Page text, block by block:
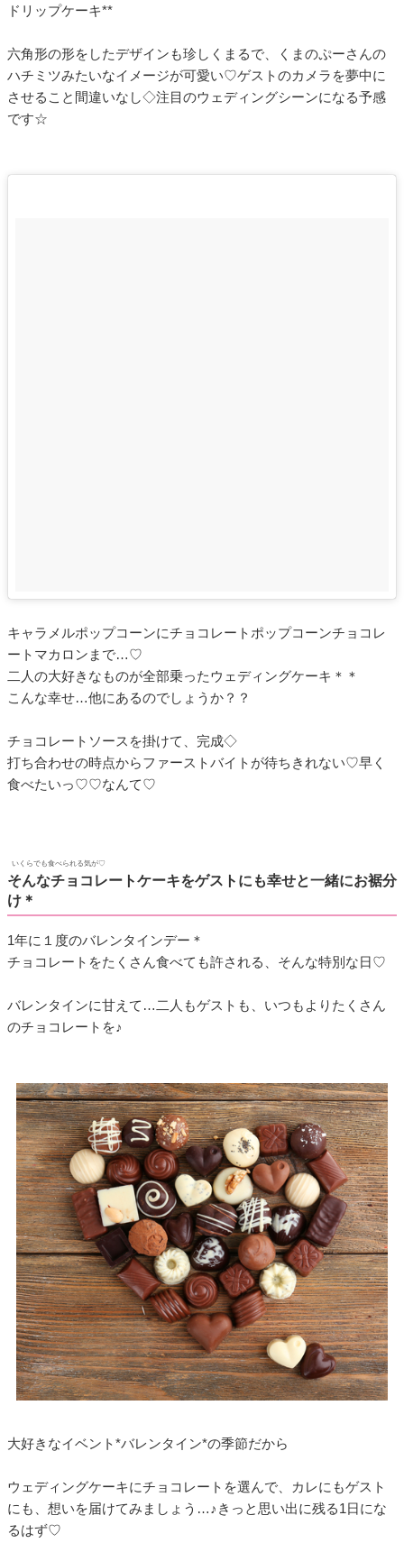
ドリップケーキ**
六角形の形をしたデザインも珍しくまるで、くまのぷーさんの
ハチミツみたいなイメージが可愛い♡ゲストのカメラを夢中に
させること間違いなし◇注目のウェディングシーンになる予感
です☆
キャラメルポップコーンにチョコレートポップコーンチョコレ
ートマカロンまで…♡
二人の大好きなものが全部乗ったウェディングケーキ＊＊
こんな幸せ…他にあるのでしょうか？？
チョコレートソースを掛けて、完成◇
打ち合わせの時点からファーストバイトが待ちきれない♡早く
食べたいっ♡♡なんて♡
いくらでも食べられる気が♡
そんなチョコレートケーキをゲストにも幸せと一緒にお裾分
け＊
1年に１度のバレンタインデー＊
チョコレートをたくさん食べても許される、そんな特別な日♡
バレンタインに甘えて…二人もゲストも、いつもよりたくさん
のチョコレートを♪
大好きなイベント*バレンタイン*の季節だから
ウェディングケーキにチョコレートを選んで、カレにもゲスト
にも、想いを届けてみましょう…♪きっと思い出に残る1日にな
るはず♡